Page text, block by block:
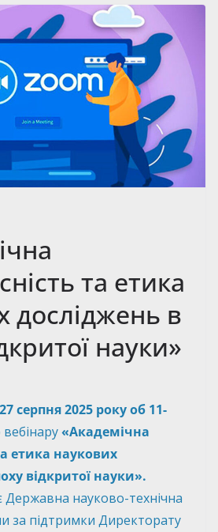
та етика
досліджень в
науки»
27 серпня 2025 року об 11-
«Академічна
етика наукових
відкритої науки».
Державна науково-технічна
за підтримки Директорату